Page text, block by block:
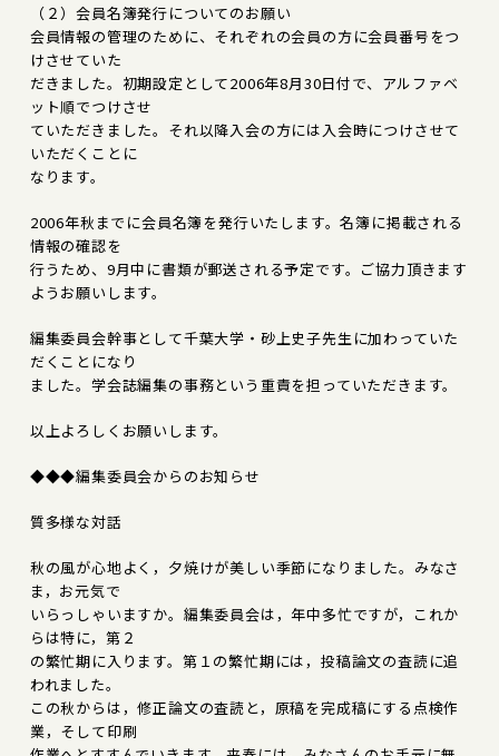
（２）会員名簿発行についてのお願い
会員情報の管理のために、それぞれの会員の方に会員番号をつ
けさせていた
だきました。初期設定として2006年8月30日付で、アルファベ
ット順でつけさせ
ていただきました。それ以降入会の方には入会時につけさせて
いただくことに
なります。
2006年秋までに会員名簿を発行いたします。名簿に掲載される
情報の確認を
行うため、9月中に書類が郵送される予定です。ご協力頂きます
ようお願いします。
編集委員会幹事として千葉大学・砂上史子先生に加わっていた
だくことになり
ました。学会誌編集の事務という重責を担っていただきます。
以上よろしくお願いします。
◆◆◆編集委員会からのお知らせ
質多様な対話
秋の風が心地よく，夕焼けが美しい季節になりました。みなさ
ま，お元気で
いらっしゃいますか。編集委員会は，年中多忙ですが，これか
らは特に，第２
の繁忙期に入ります。第１の繁忙期には，投稿論文の査読に追
われました。
この秋からは，修正論文の査読と，原稿を完成稿にする点検作
業，そして印刷